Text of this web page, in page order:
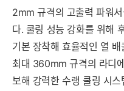
2mm 규격의 고출력 파워
다. 쿨링 성능 강화를 위해
기본 장착해 효율적인 열
최대 360mm 규격의 라디
보해 강력한 수랭 쿨링 시